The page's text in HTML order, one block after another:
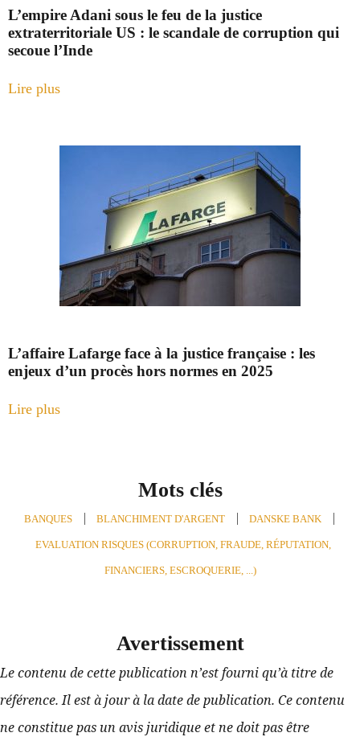
L’empire Adani sous le feu de la justice
extraterritoriale US : le scandale de corruption qui
secoue l’Inde
Lire plus
L’affaire Lafarge face à la justice française : les
enjeux d’un procès hors normes en 2025
Lire plus
Mots clés
BANQUES BLANCHIMENT D'ARGENT DANSKE BANK
EVALUATION RISQUES (CORRUPTION, FRAUDE, RÉPUTATION,
FINANCIERS, ESCROQUERIE, ...)
Avertissement
Le contenu de cette publication n’est fourni qu’à titre de
référence. Il est à jour à la date de publication. Ce contenu
ne constitue pas un avis juridique et ne doit pas être